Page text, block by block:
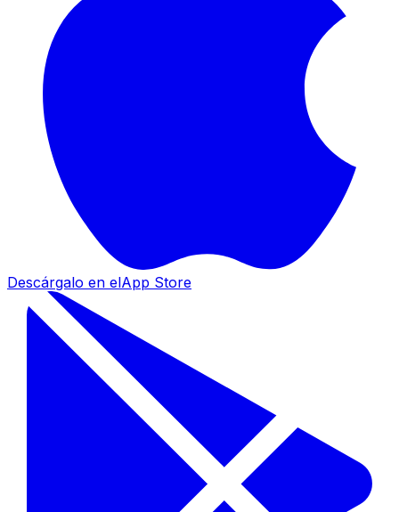
Descárgalo en elApp Store